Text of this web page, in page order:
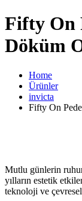
Fifty On
Döküm
Home
Ürünler
invicta
Fifty On
Mutlu günlerin
yılların estetik
teknoloji ve